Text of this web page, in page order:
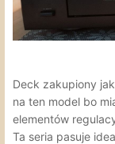
Deck zakupiony
na ten model bo
elementów
Ta seria pasuje